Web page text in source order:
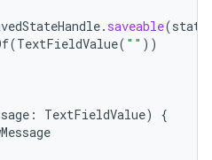
. saveable(
(TextFieldValue( "" ))
: TextFieldValue)
{